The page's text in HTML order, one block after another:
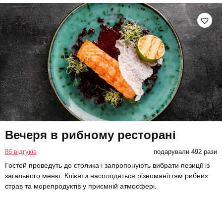
Вечеря в рибному ресторані
86 відгуків подарували 492 рази
Гостей проведуть до столика і запропонують вибрати позиції із
загального меню. Клієнти насолодяться різноманіттям рибних
страв та морепродуктів у приємній атмосфері.